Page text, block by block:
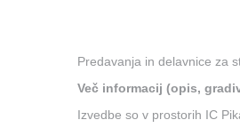
Predavanja in delavnice za
Več informacij (opis,
Izvedbe so v prostorih IC